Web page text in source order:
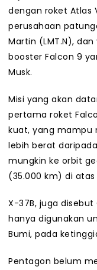
dengan roket Atlas
perusahaan
Martin (LMT.N),
booster Falcon 9
Musk.
Misi yang akan
pertama roket
kuat, yang mampu
lebih berat
mungkin ke orbit
(35.000 km) di atas
X-37B, juga
hanya digunakan
Bumi, pada
Pentagon belum